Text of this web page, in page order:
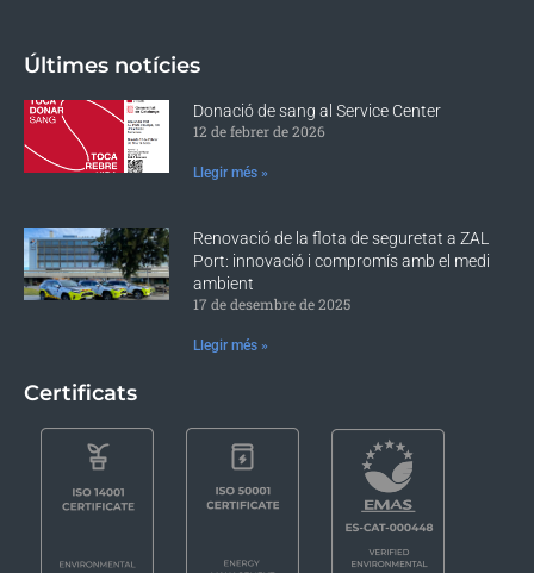
Últimes notícies
Donació de sang al Service Center
12 de febrer de 2026
Llegir més »
Renovació de la flota de seguretat a ZAL
Port: innovació i compromís amb el medi
ambient
17 de desembre de 2025
Llegir més »
Certificats